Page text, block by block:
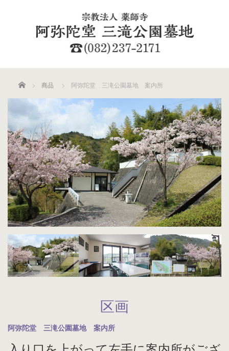
ホーム 商品 阿弥陀堂 三滝公園墓地 案内所
区画
阿弥陀堂 三滝公園墓地 案内所